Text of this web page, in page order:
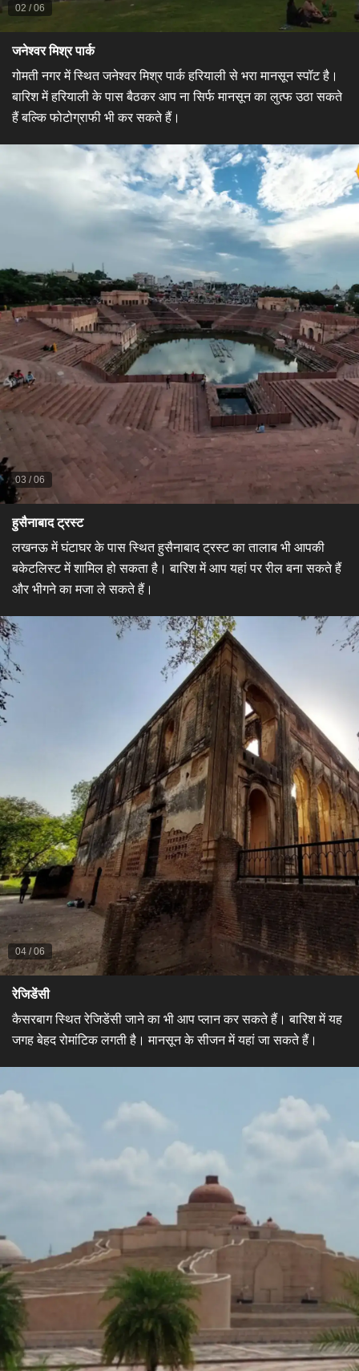
02 /06
​जनेश्वर मिश्र पार्क​
गोमती नगर में स्थित जनेश्वर मिश्र पार्क हरियाली से भरा मानसून स्पॉट है।
बारिश में हरियाली के पास बैठकर आप ना सिर्फ मानसून का लुत्फ उठा सकते
हैं बल्कि फोटोग्राफी भी कर सकते हैं।
03 /06
​हुसैनाबाद ट्रस्ट​
लखनऊ में घंटाघर के पास स्थित हुसैनाबाद ट्रस्ट का तालाब भी आपकी
बकेटलिस्ट में शामिल हो सकता है। बारिश में आप यहां पर रील बना सकते हैं
और भीगने का मजा ले सकते हैं।
04 /06
​रेजिडेंसी​
कैसरबाग स्थित रेजिडेंसी जाने का भी आप प्लान कर सकते हैं। बारिश में यह
जगह बेहद रोमांटिक लगती है। मानसून के सीजन में यहां जा सकते हैं।